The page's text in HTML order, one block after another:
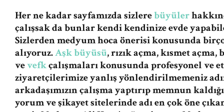
Her ne kadar sayfamızda sizlerebüyüler
çalışsak da bunlar kendi kendinize evde
Sizlerden medyum hoca önerisi konusunda
alıyoruz.Aşk büyüsü, rızık açma, kısmet açma,
vevefkçalışmaları konusunda profesyonel ve
ziyaretçilerimize yanlış yönlendirilmemeniz
arkadaşımızın çalışma yaptırıp memnun
yorum ve şikayet sitelerinde adı en çok öne